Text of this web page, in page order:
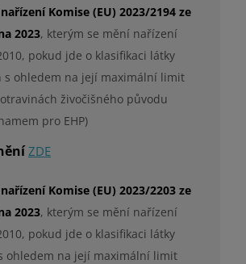
Komise (EU) 2023/2194 ze
2023, kterým se mění nařízení
pokud jde o klasifikaci látky
s ohledem na její maximální limit
živočišného původu
pro EHP)
ZDE
Komise (EU) 2023/2203 ze
2023, kterým se mění nařízení
pokud jde o klasifikaci látky
ohledem na její maximální limit